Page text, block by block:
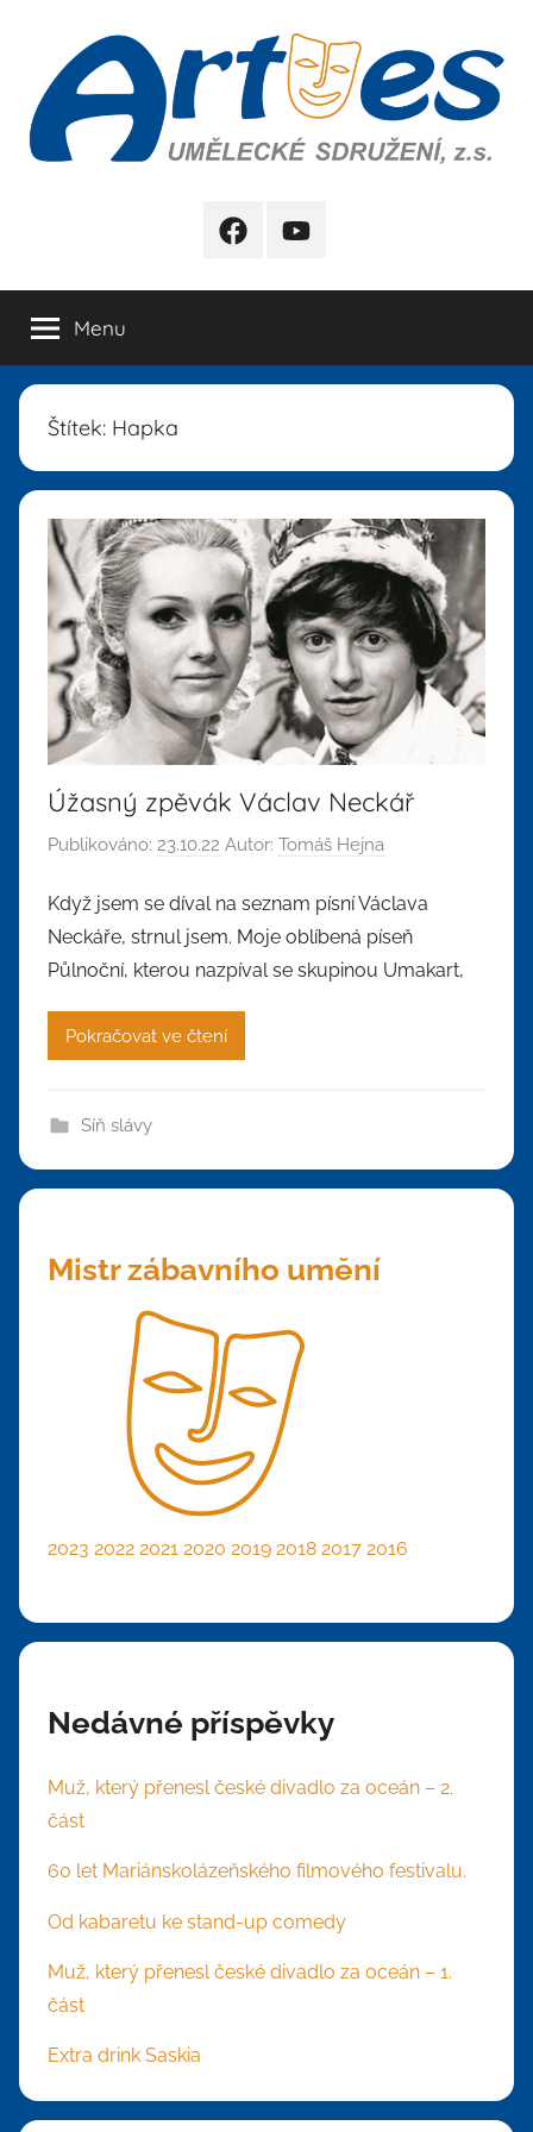
obsahu
FB YB
Menu
Štítek: Hapka
Úžasný zpěvák Václav Neckář
Publikováno: 23.10.22 Autor: Tomáš Hejna
Když jsem se díval na seznam písní Václava
Neckáře, strnul jsem. Moje oblíbená píseň
Půlnoční, kterou nazpíval se skupinou Umakart,
Pokračovat ve čtení
Síň slávy
Mistr zábavního umění
2023 2022 2021 2020 2019 2018 2017 2016
Nedávné příspěvky
Muž, který přenesl české divadlo za oceán – 2.
část
60 let Mariánskolázeňského filmového festivalu.
Od kabaretu ke stand-up comedy
Muž, který přenesl české divadlo za oceán – 1.
část
Extra drink Saskia